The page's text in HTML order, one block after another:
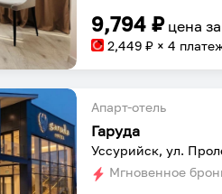
9,794 ₽ цена
2,449 ₽ × 4
Апарт-отель
Гаруда
Уссурийск, ул.
Мгновенное